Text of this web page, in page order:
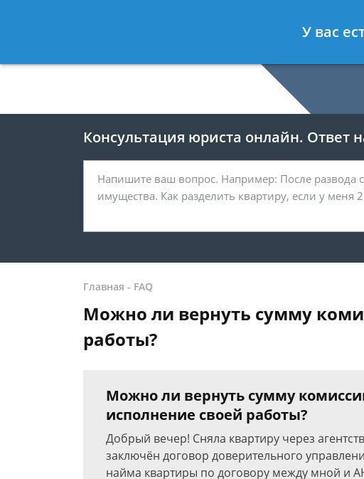
Консультация юриста онлайн. Ответ
Главная - FAQ
Можно ли вернуть сумму
работы?
Можно ли вернуть сумму
исполнение своей работы?
Добрый вечер! Сняла квартиру через
заключён договор доверительного
найма квартиры по договору между мной и
У вас